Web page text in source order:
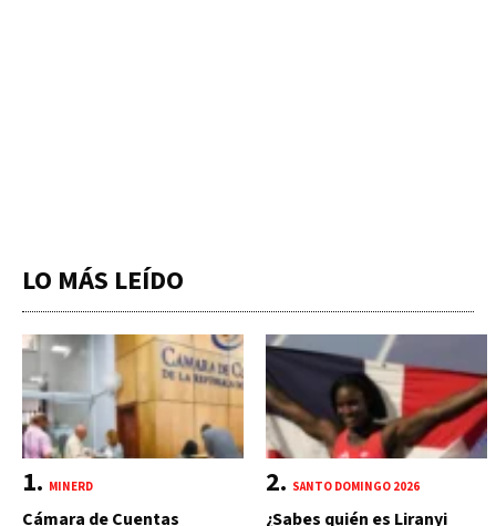
LO MÁS LEÍDO
MINERD
Cámara de Cuentas
SANTO DOMINGO 2026
¿Sabes quién es Liranyi